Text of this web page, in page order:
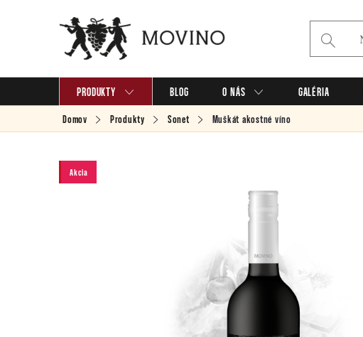
PRODUKTY BLOG O NÁS GALÉRIA
Domov Produkty Sonet Muškát akostné víno
Akcia